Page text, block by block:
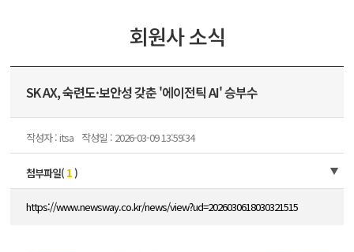
회원사 소식
SK AX, 숙련도·보안성 갖춘 '에이전틱 AI' 승부수
작성자 : itsa 작성일 : 2026-03-09 13:59:34
첨부파일( 1 )
https://www.newsway.co.kr/news/view?ud=2026030618030321515